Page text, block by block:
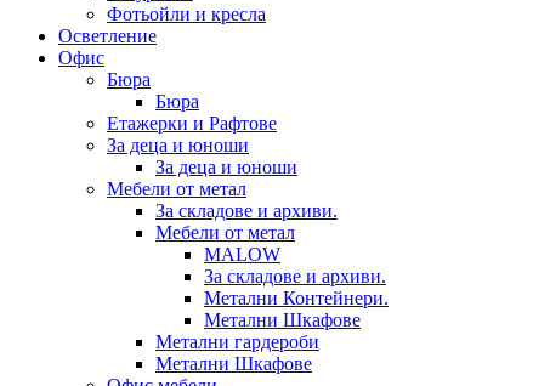
Фотьойли и кресла
Осветление
Офис
Бюра
Бюра
Етажерки и Рафтове
За деца и юноши
За деца и юноши
Мебели от метал
За складове и архиви.
Мебели от метал
MALOW
За складове и архиви.
Метални Контейнери.
Метални Шкафове
Метални гардероби
Метални Шкафове